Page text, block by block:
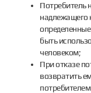
Потребитель
надлежащего
быть
человеком;
При отказе
возвратить